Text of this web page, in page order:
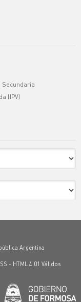
Secundaria
(IPV)
Argentina
- HTML 4.01 Válidos